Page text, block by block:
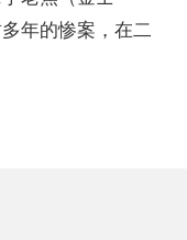
年的惨案，在二